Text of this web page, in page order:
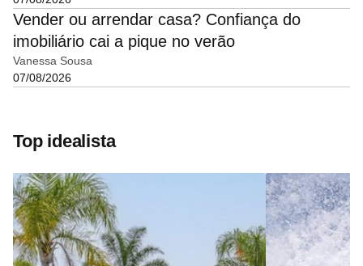
Vender ou arrendar casa? Confiança do
imobiliário cai a pique no verão
Vanessa Sousa
07/08/2026
Top idealista